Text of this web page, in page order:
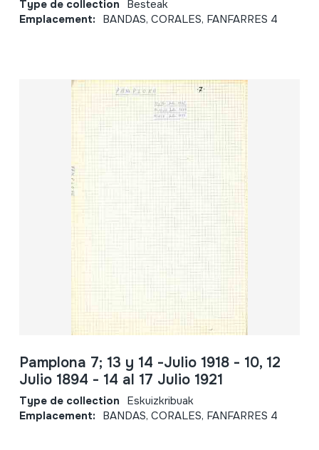
Type de collection Besteak
Emplacement: BANDAS, CORALES, FANFARRES 4
Pamplona 7; 13 y 14 -Julio 1918 - 10, 12
Julio 1894 - 14 al 17 Julio 1921
Type de collection Eskuizkribuak
Emplacement: BANDAS, CORALES, FANFARRES 4